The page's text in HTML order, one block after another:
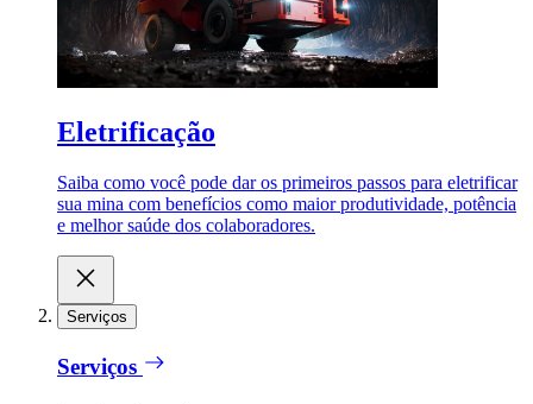
Eletrificação
Saiba como você pode dar os primeiros passos para eletrificar
sua mina com benefícios como maior produtividade, potência
e melhor saúde dos colaboradores.
Serviços
Serviços